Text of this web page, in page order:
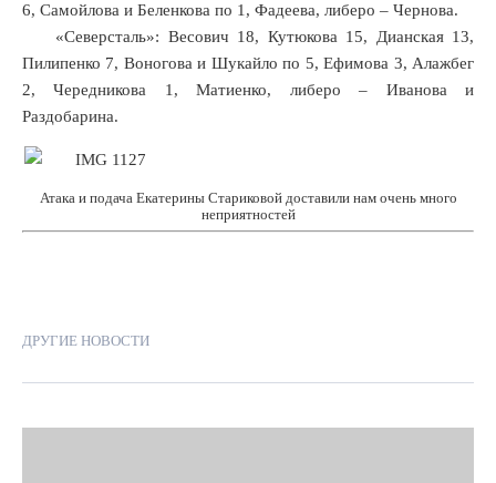
6, Самойлова и Беленкова по 1, Фадеева, либеро – Чернова.
«Северсталь»: Весович 18, Кутюкова 15, Дианская 13,
Пилипенко 7, Воногова и Шукайло по 5, Ефимова 3, Алажбег
2, Чередникова 1, Матиенко, либеро – Иванова и
Раздобарина.
Атака и подача Екатерины Стариковой доставили нам очень много
неприятностей
ДРУГИЕ НОВОСТИ